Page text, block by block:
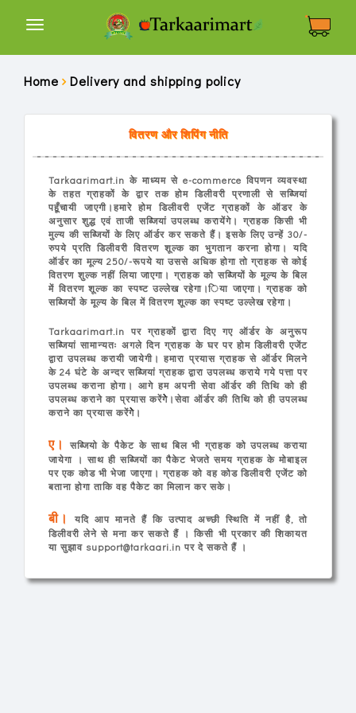
Tarkaarimart
बिहारी
Category
Contact
Home Delivery and shipping policy
वितरण और शिपिंग नीति
Tarkaarimart.in के माध्यम से e-commerce विपणन व्यवस्था
के तहत ग्राहकों के द्वार तक होम डिलीवरी प्रणाली से सब्जियां
पहूँचायी जाएगी।हमारे होम डिलीवरी एजेंट ग्राहकों के ऑडर के
अनुसार शुद्ध एवं ताजी सब्जियां उपलब्ध करायेंगे। ग्राहक किसी भी
मुल्य की सब्जियों के लिए ऑर्डर कर सकते हैं। इसके लिए उन्हें 30/-
रुपये प्रति डिलीवरी वितरण शूल्क का भुगतान करना होगा। यदि
ऑर्डर का मूल्य 250/-रूपये या उससे अधिक होगा तो ग्राहक से कोई
वितरण शुल्क नहीं लिया जाएगा। ग्राहक को सब्जियों के मूल्य के बिल
में वितरण शूल्क का स्पष्ट उल्लेख रहेगा।िया जाएगा। ग्राहक को
सब्जियों के मूल्य के बिल में वितरण शूल्क का स्पष्ट उल्लेख रहेगा।
Tarkaarimart.in पर ग्राहकों द्वारा दिए गए ऑर्डर के अनुरूप
सब्जियां सामान्यतः अगले दिन ग्राहक के घर पर होम डिलीवरी एजेंट
द्वारा उपलब्ध करायी जायेगी। हमारा प्रयास ग्राहक से ऑर्डर मिलने
के 24 घंटे के अन्दर सब्जियां ग्राहक द्वारा उपलब्ध कराये गये पत्ता पर
उपलब्ध कराना होगा। आगे हम अपनी सेवा ऑर्डर की तिथि को ही
उपलब्ध कराने का प्रयास करेंगेे।सेवा ऑर्डर की तिथि को ही उपलब्ध
कराने का प्रयास करेंगेे।
ए।
सब्जियो के पैकेट के साथ बिल भी ग्राहक को उपलब्ध कराया
जायेगा । साथ ही सब्जियों का पैकेट भेजते समय ग्राहक के मोबाइल
पर एक कोड भी भेजा जाएगा। ग्राहक को वह कोड डिलीवरी एजेंट को
बताना होगा ताकि वह पैकेट का मिलान कर सके।
बी।
यदि आप मानते हैं कि उत्पाद अच्छी स्थिति में नहीं है, तो
डिलीवरी लेने से मना कर सकते हैं । किसी भी प्रकार की शिकायत
या सुझाव support@tarkaari.in पर दे सकते हैं ।